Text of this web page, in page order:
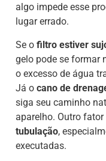
algo impede esse
lugar errado.
Se o filtro estiver
gelo pode se formar
o excesso de água
Já o cano de
siga seu caminho
aparelho. Outro
tubulação,
executadas.